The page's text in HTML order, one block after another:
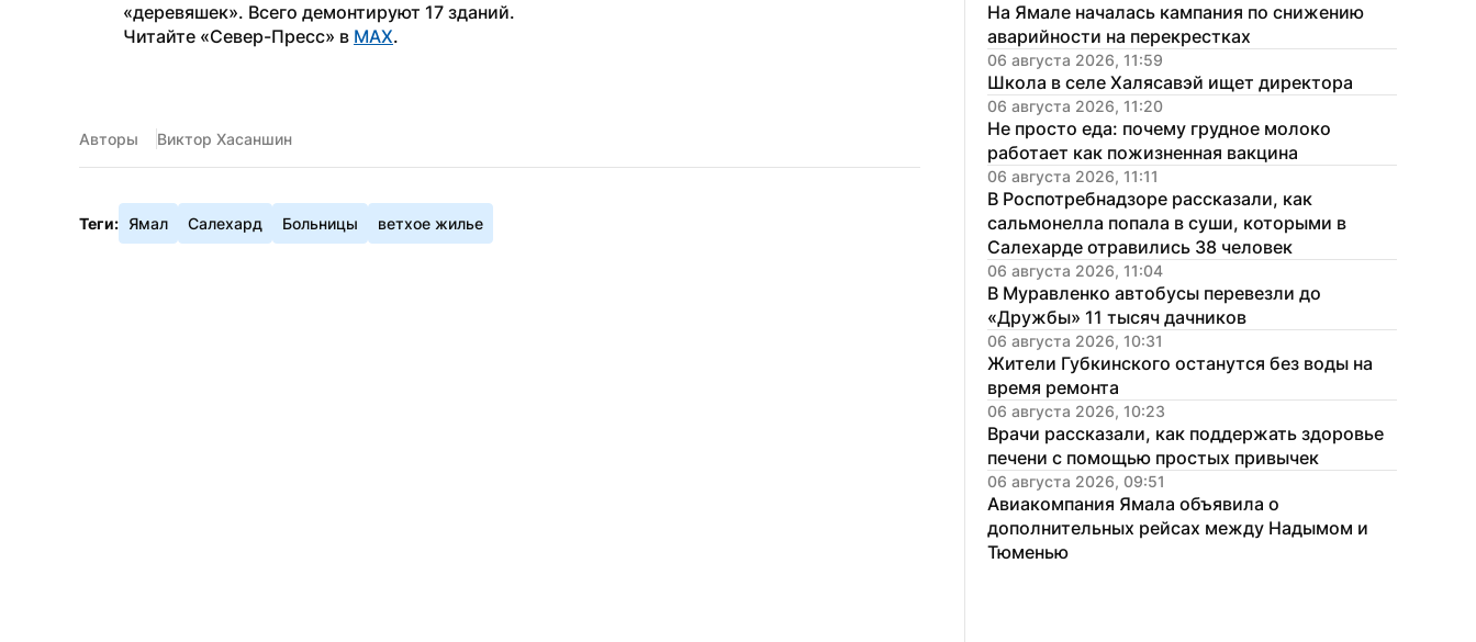
«деревяшек». Всего демонтируют 17 зданий.
Читайте «Север-Пресс» в MAX.
Авторы Виктор Хасаншин
Теги: Ямал Салехард Больницы ветхое жилье
На Ямале началась кампания по снижению
аварийности на перекрестках
06 августа 2026, 11:59
Школа в селе Халясавэй ищет директора
06 августа 2026, 11:20
Не просто еда: почему грудное молоко
работает как пожизненная вакцина
06 августа 2026, 11:11
В Роспотребнадзоре рассказали, как
сальмонелла попала в суши, которыми в
Салехарде отравились 38 человек
06 августа 2026, 11:04
В Муравленко автобусы перевезли до
«Дружбы» 11 тысяч дачников
06 августа 2026, 10:31
Жители Губкинского останутся без воды на
время ремонта
06 августа 2026, 10:23
Врачи рассказали, как поддержать здоровье
печени с помощью простых привычек
06 августа 2026, 09:51
Авиакомпания Ямала объявила о
дополнительных рейсах между Надымом и
Тюменью